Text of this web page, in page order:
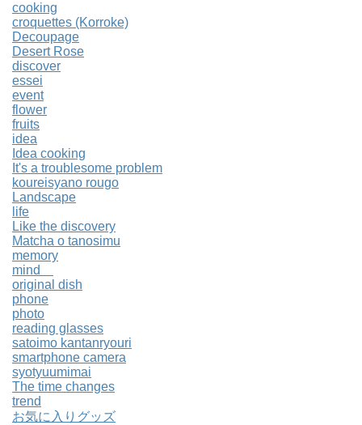
cooking
croquettes (Korroke)
Decoupage
Desert Rose
discover
essei
event
flower
fruits
idea
Idea cooking
It's a troublesome problem
koureisyano rougo
Landscape
life
Like the discovery
Matcha o tanosimu
memory
mind
original dish
phone
photo
reading glasses
satoimo kantanryouri
smartphone camera
syotyuumimai
The time changes
trend
お気に入りグッズ